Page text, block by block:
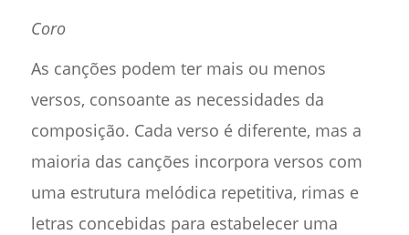
Coro
As canções podem ter mais ou menos
versos, consoante as necessidades da
composição. Cada verso é diferente, mas a
maioria das canções incorpora versos com
uma estrutura melódica repetitiva, rimas e
letras concebidas para estabelecer uma